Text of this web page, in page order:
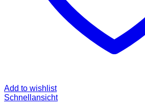
Add to wishlist
Schnellansicht